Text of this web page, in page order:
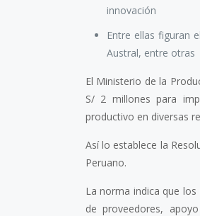
innovación
Entre ellas figuran
Austral, entre otras
El Ministerio de la
S/ 2 millones para
productivo en diversas
Así lo establece la
Peruano.
La norma indica que
de proveedores,